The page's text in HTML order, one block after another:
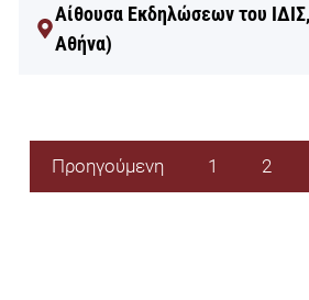
Αίθουσα Εκδηλώσεων του
Αθήνα)
Προηγούμενη 1 2